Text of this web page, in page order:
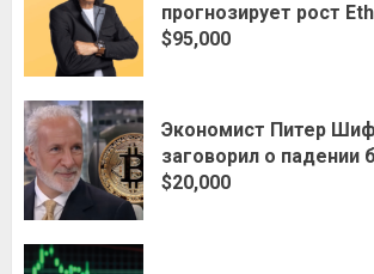
прогнозирует рост
$95,000
Экономист Питер
заговорил о падении
$20,000